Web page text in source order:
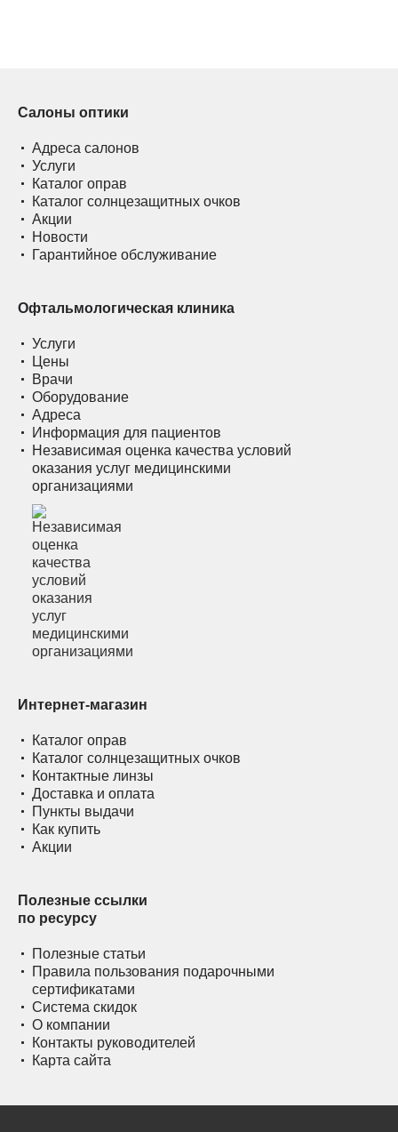
Салоны оптики
Адреса салонов
Услуги
Каталог оправ
Каталог солнцезащитных очков
Акции
Новости
Гарантийное обслуживание
Офтальмологическая клиника
Услуги
Цены
Врачи
Оборудование
Адреса
Информация для пациентов
Независимая оценка качества условий
оказания услуг медицинскими
организациями
Интернет-магазин
Каталог оправ
Каталог солнцезащитных очков
Контактные линзы
Доставка и оплата
Пункты выдачи
Как купить
Акции
Полезные ссылки
по ресурсу
Полезные статьи
Правила пользования подарочными
сертификатами
Система скидок
О компании
Контакты руководителей
Карта сайта